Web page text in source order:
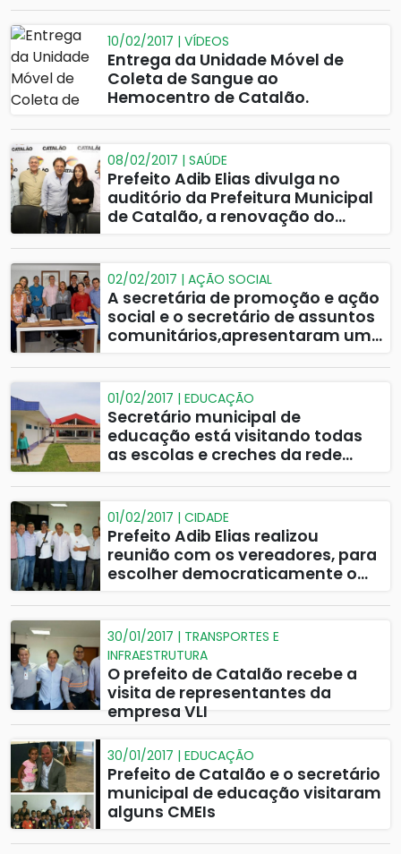
10/02/2017 | VÍDEOS
Entrega da Unidade Móvel de
Coleta de Sangue ao
Hemocentro de Catalão.
08/02/2017 | SAÚDE
Prefeito Adib Elias divulga no
auditório da Prefeitura Municipal
de Catalão, a renovação do
Santa Casa de Misericórdia.
02/02/2017 | AÇÃO SOCIAL
A secretária de promoção e ação
social e o secretário de assuntos
comunitários,apresentaram uma
trabalho e também um balanço
dos primeiros 30 dias à frente das
instituições.
01/02/2017 | EDUCAÇÃO
Secretário municipal de
educação está visitando todas
as escolas e creches da rede
01/02/2017 | CIDADE
Prefeito Adib Elias realizou
reunião com os vereadores, para
escolher democraticamente o
Câmara Municipal de
Vereadores.
30/01/2017 | TRANSPORTES E
INFRAESTRUTURA
O prefeito de Catalão recebe a
visita de representantes da
empresa VLI
30/01/2017 | EDUCAÇÃO
Prefeito de Catalão e o secretário
municipal de educação visitaram
alguns CMEIs